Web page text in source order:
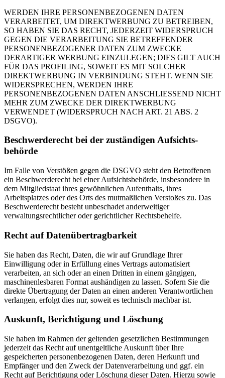
WERDEN IHRE PERSONENBEZOGENEN DATEN
VERARBEITET, UM DIREKTWERBUNG ZU BETREIBEN,
SO HABEN SIE DAS RECHT, JEDERZEIT WIDERSPRUCH
GEGEN DIE VERARBEITUNG SIE BETREFFENDER
PERSONENBEZOGENER DATEN ZUM ZWECKE
DERARTIGER WERBUNG EINZULEGEN; DIES GILT AUCH
FÜR DAS PROFILING, SOWEIT ES MIT SOLCHER
DIREKTWERBUNG IN VERBINDUNG STEHT. WENN SIE
WIDERSPRECHEN, WERDEN IHRE
PERSONENBEZOGENEN DATEN ANSCHLIESSEND NICHT
MEHR ZUM ZWECKE DER DIREKTWERBUNG
VERWENDET (WIDERSPRUCH NACH ART. 21 ABS. 2
DSGVO).
Beschwerde­recht bei der zuständigen Aufsichts­
behörde
Im Falle von Verstößen gegen die DSGVO steht den Betroffenen
ein Beschwerderecht bei einer Aufsichtsbehörde, insbesondere in
dem Mitgliedstaat ihres gewöhnlichen Aufenthalts, ihres
Arbeitsplatzes oder des Orts des mutmaßlichen Verstoßes zu. Das
Beschwerderecht besteht unbeschadet anderweitiger
verwaltungsrechtlicher oder gerichtlicher Rechtsbehelfe.
Recht auf Daten­übertrag­barkeit
Sie haben das Recht, Daten, die wir auf Grundlage Ihrer
Einwilligung oder in Erfüllung eines Vertrags automatisiert
verarbeiten, an sich oder an einen Dritten in einem gängigen,
maschinenlesbaren Format aushändigen zu lassen. Sofern Sie die
direkte Übertragung der Daten an einen anderen Verantwortlichen
verlangen, erfolgt dies nur, soweit es technisch machbar ist.
Auskunft, Berichtigung und Löschung
Sie haben im Rahmen der geltenden gesetzlichen Bestimmungen
jederzeit das Recht auf unentgeltliche Auskunft über Ihre
gespeicherten personenbezogenen Daten, deren Herkunft und
Empfänger und den Zweck der Datenverarbeitung und ggf. ein
Recht auf Berichtigung oder Löschung dieser Daten. Hierzu sowie